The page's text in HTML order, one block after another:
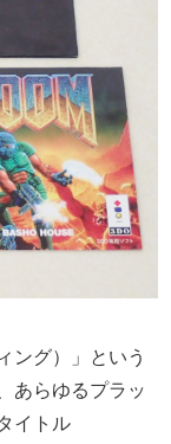
ング）」という
あらゆるプラッ
イトル